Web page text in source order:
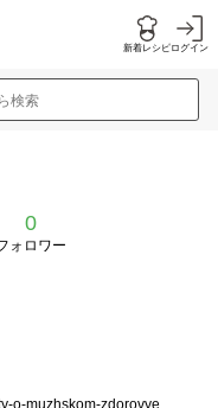
新着レシピログイン
検索
0
ォロワー
o-muzhskom-zdorovye